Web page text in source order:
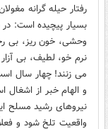
رفتار حیله گرانه
بسیار پیچیده است:
وحشی، خون ریز، بی
نرم خو، لطیف، بی
و الهام خبر از
نیروهای رشید مسلح
واقعیت تلخ شود و